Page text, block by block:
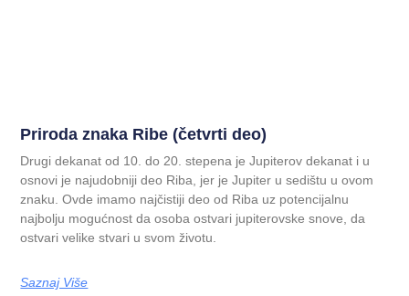
Priroda znaka Ribe (četvrti deo)
Drugi dekanat od 10. do 20. stepena je Jupiterov dekanat i u
osnovi je najudobniji deo Riba, jer je Jupiter u sedištu u ovom
znaku. Ovde imamo najčistiji deo od Riba uz potencijalnu
najbolju mogućnost da osoba ostvari jupiterovske snove, da
ostvari velike stvari u svom životu.
Saznaj Više